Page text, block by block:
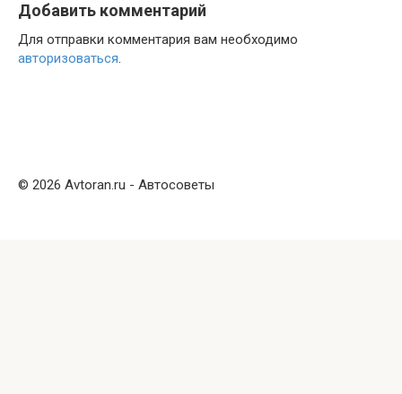
Добавить комментарий
Для отправки комментария вам необходимо
авторизоваться.
© 2026 Avtoran.ru - Автосоветы